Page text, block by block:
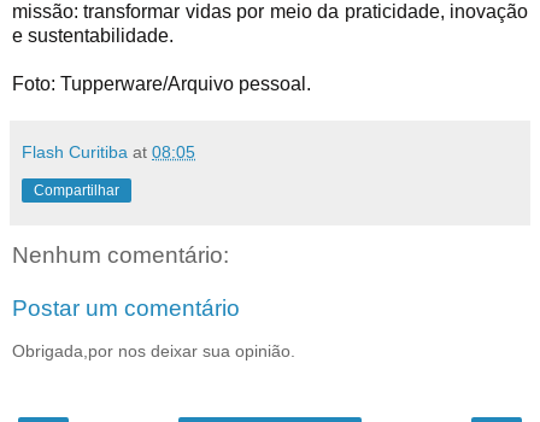
missão: transformar vidas por meio da praticidade, inovação
e sustentabilidade.
Foto: Tupperware/Arquivo pessoal.
Flash Curitiba at 08:05
Compartilhar
Nenhum comentário:
Postar um comentário
Obrigada,por nos deixar sua opinião.